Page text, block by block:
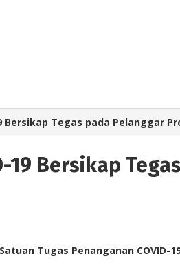
Bersikap Tegas pada Pelanggar
19 Bersikap
Tugas Penanganan COVID-